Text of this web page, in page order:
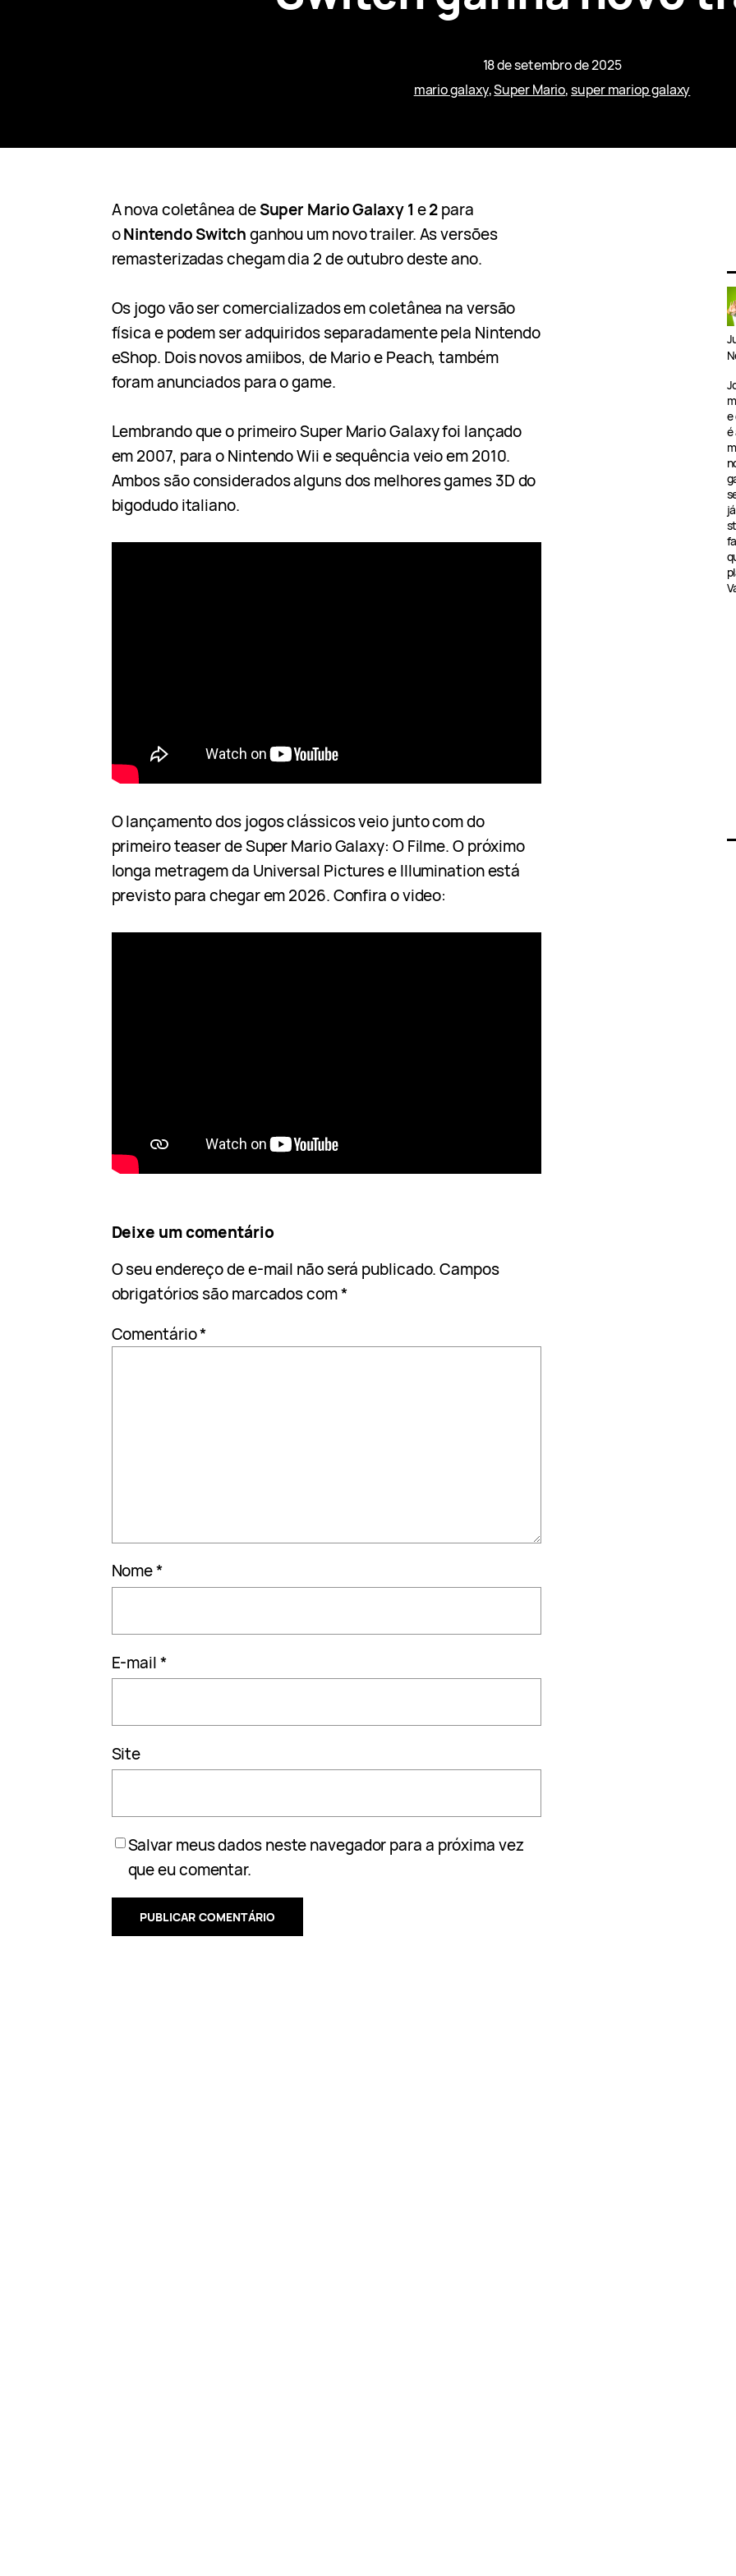
18 de setembro de 2025
mario galaxy, Super Mario, super mariop galaxy
A nova coletânea deSuper Mario Galaxy 1 e2para
oNintendo Switchganhou um novo trailer. As versões
remasterizadas chegam dia 2 de outubro deste ano.
Os jogo vão ser comercializados em coletânea na versão
física e podem ser adquiridos separadamente pela Nintendo
eShop. Dois novos amiibos, de Mario e Peach, também
foram anunciados para o game.
Lembrando que o primeiro Super Mario Galaxy foi lançado
em 2007, para o Nintendo Wii e sequência veio em 2010.
Ambos são considerados alguns dos melhores games 3D do
bigodudo italiano.
O lançamento dos jogos clássicos veio junto com do
primeiro teaser de Super Mario Galaxy: O Filme. O próximo
longa metragem da Universal Pictures e Illumination está
previsto para chegar em 2026. Confira o video:
Deixe um comentário
O seu endereço de e-mail não será publicado. Campos
obrigatórios são marcados com*
Comentário*
Nome*
E-mail*
Site
Salvar meus dados neste navegador para a próxima vez
que eu comentar.
e
é